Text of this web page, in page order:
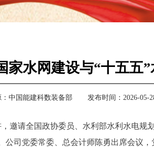
家水网建设与“十五五
中国能建科数装备部 发布时间：2026-05-
邀请全国政协委员、水利部水利水电
司党委常委、总会计师陈勇出席会议，